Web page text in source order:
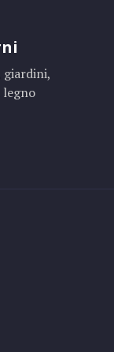
giardini,
legno